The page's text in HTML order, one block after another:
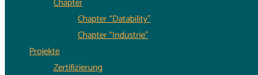
Chapter “Datability”
Chapter “Industrie”
Projekte
Zertifizierung